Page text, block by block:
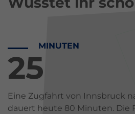
MINUTEN
25
Eine Zugfahrt von Innsbruck
dauert heute 80 Minuten. Die